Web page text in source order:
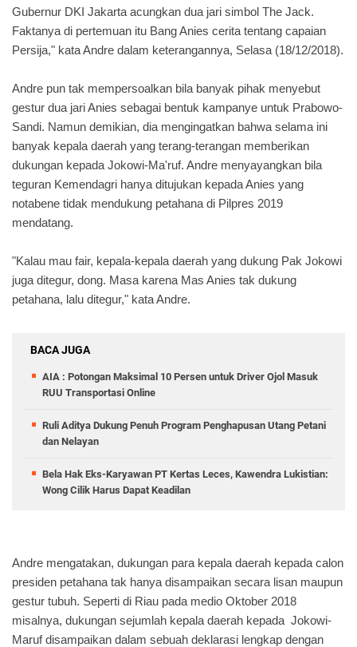
Gubernur DKI Jakarta acungkan dua jari simbol The Jack.
Faktanya di pertemuan itu Bang Anies cerita tentang capaian
Persija," kata Andre dalam keterangannya, Selasa (18/12/2018).
Andre pun tak mempersoalkan bila banyak pihak menyebut
gestur dua jari Anies sebagai bentuk kampanye untuk Prabowo-
Sandi. Namun demikian, dia mengingatkan bahwa selama ini
banyak kepala daerah yang terang-terangan memberikan
dukungan kepada Jokowi-Ma'ruf. Andre menyayangkan bila
teguran Kemendagri hanya ditujukan kepada Anies yang
notabene tidak mendukung petahana di Pilpres 2019
mendatang.
"Kalau mau fair, kepala-kepala daerah yang dukung Pak Jokowi
juga ditegur, dong. Masa karena Mas Anies tak dukung
petahana, lalu ditegur," kata Andre.
BACA JUGA
AIA : Potongan Maksimal 10 Persen untuk Driver Ojol Masuk
RUU Transportasi Online
Ruli Aditya Dukung Penuh Program Penghapusan Utang Petani
dan Nelayan
Bela Hak Eks-Karyawan PT Kertas Leces, Kawendra Lukistian:
Wong Cilik Harus Dapat Keadilan
Andre mengatakan, dukungan para kepala daerah kepada calon
presiden petahana tak hanya disampaikan secara lisan maupun
gestur tubuh. Seperti di Riau pada medio Oktober 2018
misalnya, dukungan sejumlah kepala daerah kepada Jokowi-
Maruf disampaikan dalam sebuah deklarasi lengkap dengan